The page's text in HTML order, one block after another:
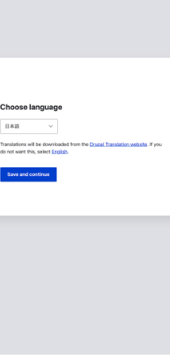
2026/06/30
AWS Certified Solutions